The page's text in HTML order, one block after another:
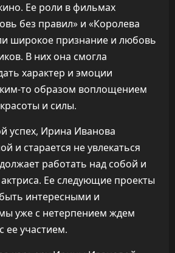
Ее роли в фильмах
без правил» и «Королева
широкое признание и любовь
В них она смогла
характер и эмоции
то образом воплощением
и силы.
успех, Ирина Иванова
и старается не увлекаться
работать над собой и
актриса. Ее следующие проекты
интересными и
уже с нетерпением ждем
ее участием.